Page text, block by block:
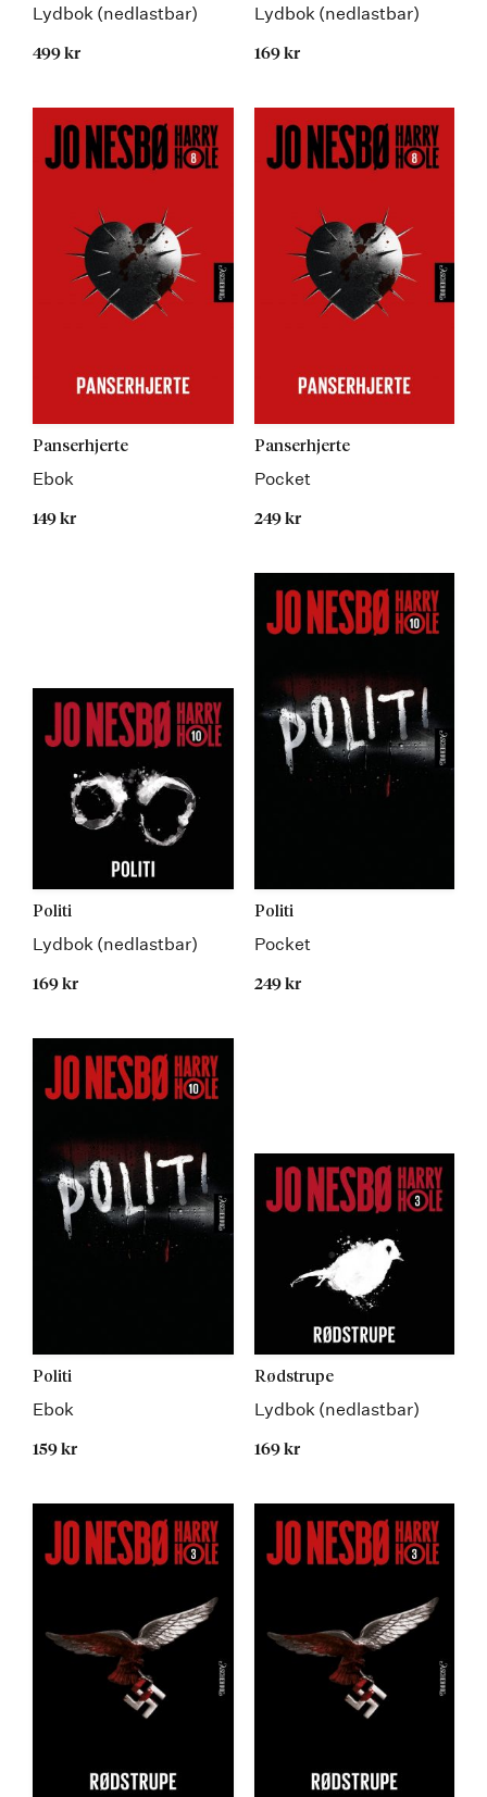
Lydbok (nedlastbar)
499 kr
Lydbok (nedlastbar)
169 kr
Panserhjerte
Ebok
149 kr
Panserhjerte
Pocket
249 kr
Politi
Lydbok (nedlastbar)
169 kr
Politi
Pocket
249 kr
Politi
Ebok
159 kr
Rødstrupe
Lydbok (nedlastbar)
169 kr